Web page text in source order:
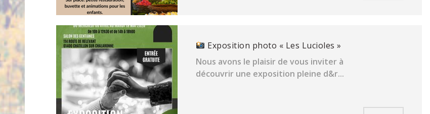
Exposition photo « Les Lucioles »
Nous avons le plaisir de vous inviter à
découvrir une exposition pleine d&r...